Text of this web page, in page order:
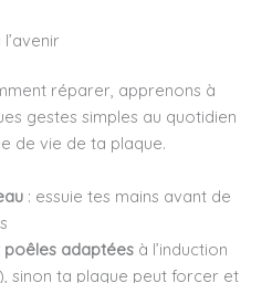
réparer, apprenons à
gestes simples au quotidien
de vie de ta plaque.
: essuie tes mains avant de
poêles adaptées à l’induction
sinon ta plaque peut forcer et